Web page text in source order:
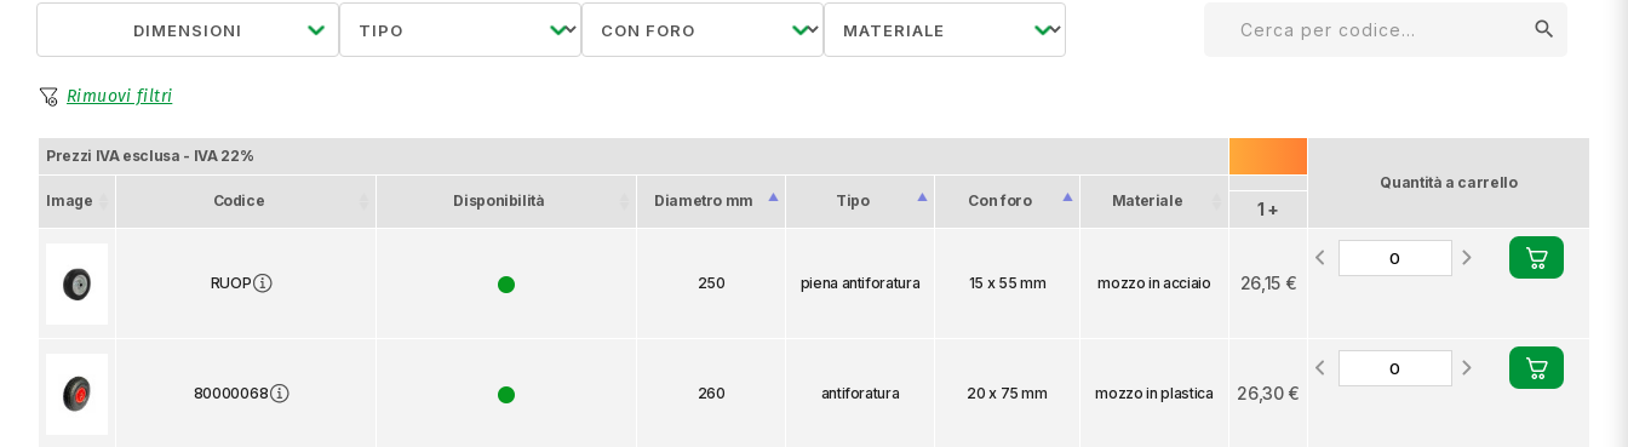
DIMENSIONI search
Rimuovi filtri
Prezzi IVA esclusa - IVA 22%
Quantità a carrello
Image
Codice Disponibilità Diametro mm Tipo Con foro Materiale 1 +
RUOP 250 piena antiforatura 15 x 55 mm mozzo in acciaio 26,15 €
80000068 260 antiforatura 20 x 75 mm mozzo in plastica 26,30 €